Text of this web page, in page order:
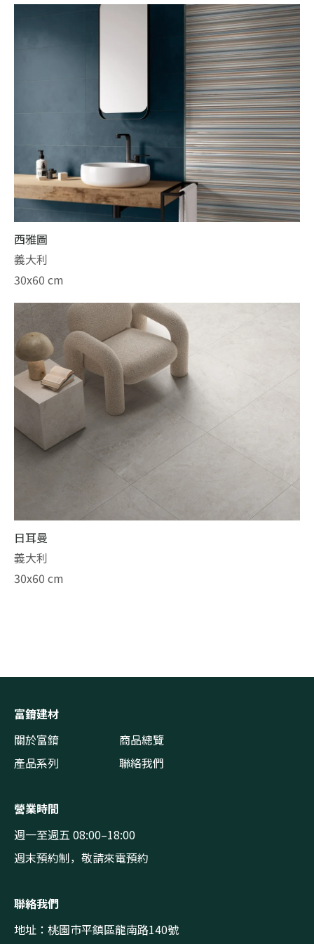
西雅圖
義大利
30x60 cm
日耳曼
義大利
30x60 cm
富錥建材
關於富錥
商品總覽
產品系列
聯絡我們
營業時間
週一至週五 08:00–18:00
週末預約制，敬請來電預約
聯絡我們
地址：桃園市平鎮區龍南路140號